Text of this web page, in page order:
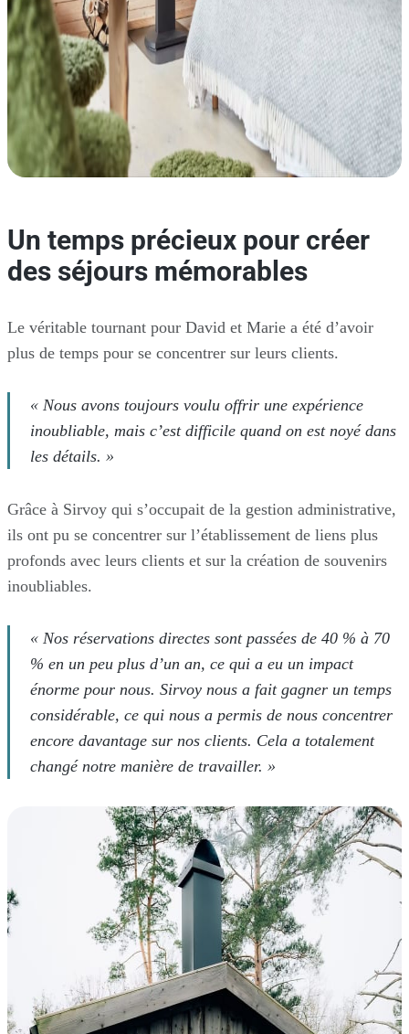
Un temps précieux pour créer
des séjours mémorables
Le véritable tournant pour David et Marie a été d’avoir
plus de temps pour se concentrer sur leurs clients.
« Nous avons toujours voulu offrir une expérience
inoubliable, mais c’est difficile quand on est noyé dans
les détails. »
Grâce à Sirvoy qui s’occupait de la gestion administrative,
ils ont pu se concentrer sur l’établissement de liens plus
profonds avec leurs clients et sur la création de souvenirs
inoubliables.
« Nos réservations directes sont passées de 40 % à 70
% en un peu plus d’un an, ce qui a eu un impact
énorme pour nous. Sirvoy nous a fait gagner un temps
considérable, ce qui nous a permis de nous concentrer
encore davantage sur nos clients. Cela a totalement
changé notre manière de travailler. »